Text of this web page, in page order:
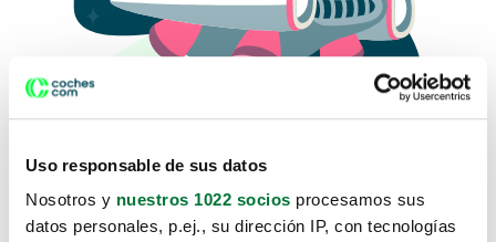
Uso responsable de sus datos
Nosotros y nuestros 1022 socios procesamos sus
datos personales, p.ej., su dirección IP, con tecnologías